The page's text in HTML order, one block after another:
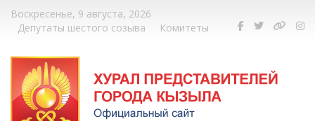
Воскресенье, 9 августа, 2026
Депутаты шестого созыва
Комитеты